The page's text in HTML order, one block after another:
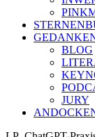
BLOG
JURY